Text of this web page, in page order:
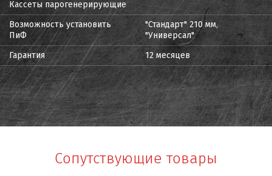
Кассеты парогенерирующие
Возможность установить
ПиФ
"Стандарт" 210 мм,
"Универсал"
Гарантия
12 месяцев
Сопутствующие товары